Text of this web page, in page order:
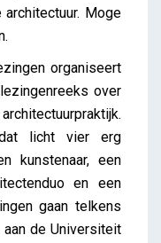
architectuur. Moge
organiseert
over
licht vier erg
kunstenaar, een
en een
gaan telkens
de Universiteit